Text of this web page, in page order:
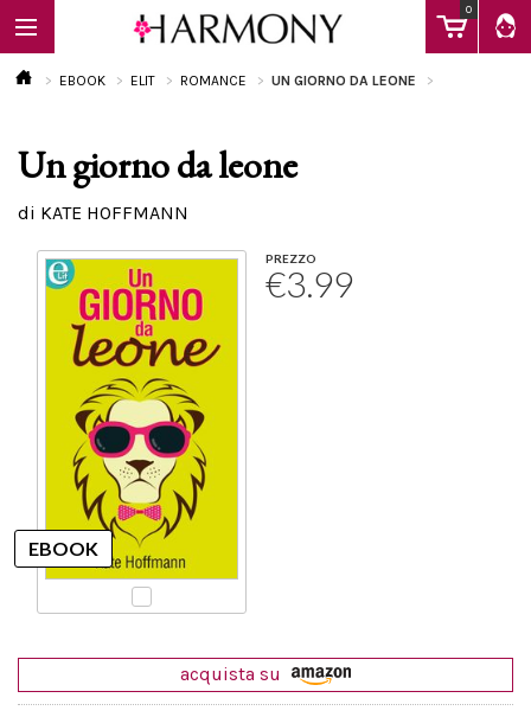
0
EBOOK
Calendario
EBOOK ELIT ROMANCE UN GIORNO DA LEONE
Un giorno da leone
di KATE HOFFMANN
PREZZO
€3.99
acquista su